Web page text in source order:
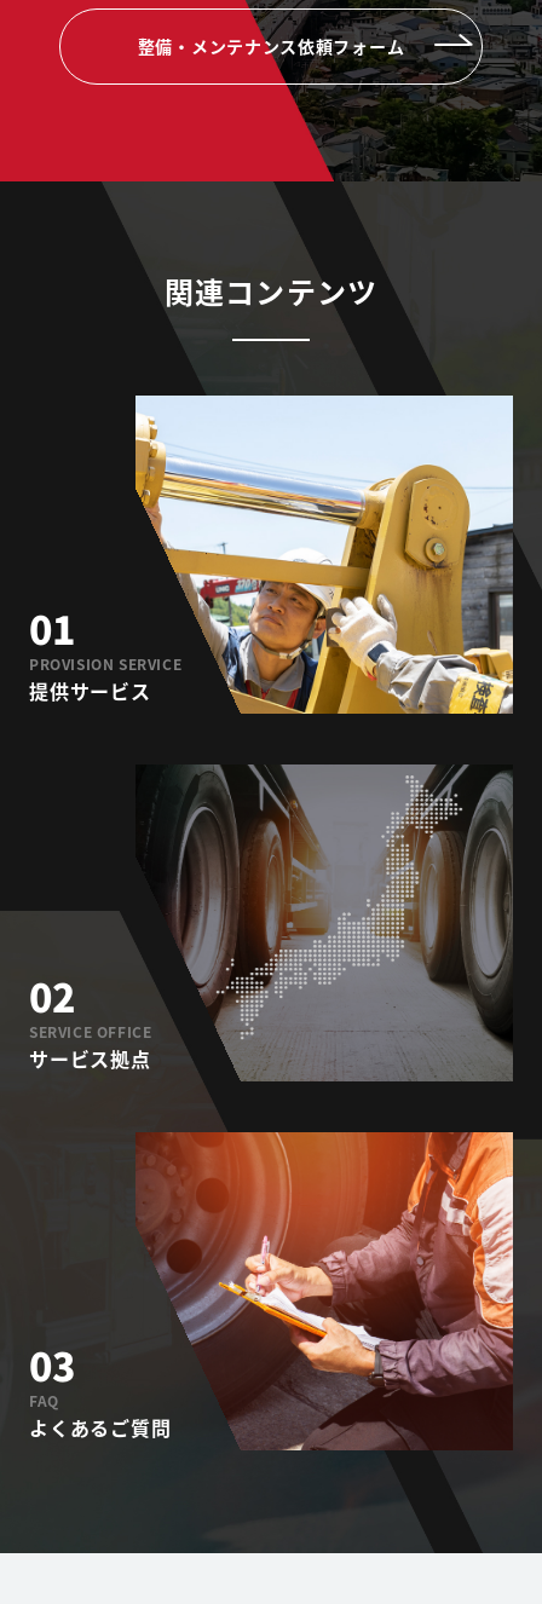
整備・メンテナンス依頼フォーム
関連コンテンツ
01
PROVISION SERVICE
提供サービス
02
SERVICE OFFICE
サービス拠点
03
FAQ
よくあるご質問